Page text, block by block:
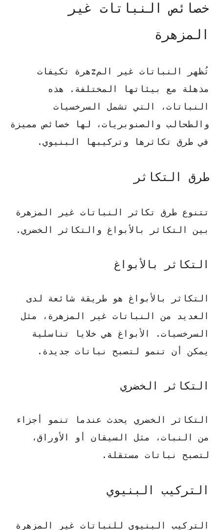
خصائص النباتات غير
المزهرة
تُظهر النباتات غير المzهرة تكيفات
مذهلة مع بيئاتها المختلفة. هذه
النباتات، التي تشمل السرخسيات
والطحالب والصنوبريات، لها خصائص مميزة
في طرق تكاثرها وتركيبها البنيوي.
طرق التكاثر
تتنوع طرق تكاثر النباتات غير المزهرة
بين التكاثر بالأبواغ والتكاثر الخضري.
التكاثر بالأبواغ
التكاثر بالأبواغ هو طريقة شائعة لدى
العديد من النباتات غير المزهرة، مثل
السرخسيات. الأبواغ هي خلايا تناسلية
يمكن أن تنمو لتصبح نباتات جديدة.
التكاثر الخضري
التكاثر الخضري يحدث عندما تنمو أجزاء
من النبات، مثل السيقان أو الأوراق،
لتصبح نباتات مستقلة.
التركيب البنيوي
التركيب البنيوي للنباتات غير المزهرة